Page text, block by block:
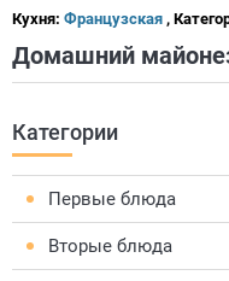
Кухня: Французская ,
Домашний
Категории
Первые блюда
Вторые блюда